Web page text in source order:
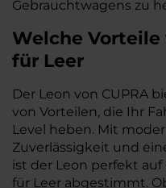
Gebrauchtwagens zu
Welche Vorteile
für Leer
Der Leon von CUPRA
von Vorteilen, die Ihr
Level heben. Mit
Zuverlässigkeit und
ist der Leon perfekt
für Leer abgestimmt.